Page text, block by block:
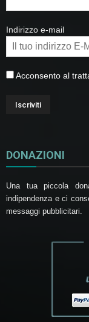
Indirizzo e-mail
Acconsento al
DONAZIONI
Una tua piccola
indipendenza e ci
messaggi pubblicitari.